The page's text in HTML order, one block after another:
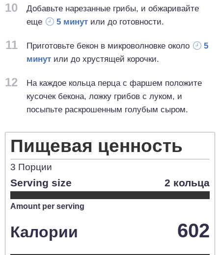
10
Добавьте нарезанные грибы, и обжаривайте
еще
5 минут или до готовности.
11 Приготовьте бекон в микроволновке около
5
минут или до хрустящей корочки.
12
На каждое кольца перца с фаршем положите
кусочек бекона, ложку грибов с луком, и
посыпьте раскрошенным голубым сыром.
Пищевая ценность
3 Порции
Serving size 2 кольца
Amount per serving
Калории 602